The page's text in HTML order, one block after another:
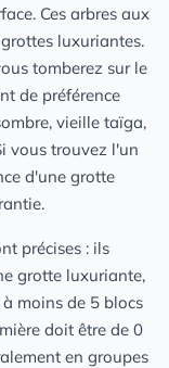
Ces arbres aux
luxuriantes.
tomberez sur le
de préférence
vieille taïga,
vous trouvez l'un
d'une grotte
précises : ils
grotte luxuriante,
moins de 5 blocs
doit être de 0
en groupes